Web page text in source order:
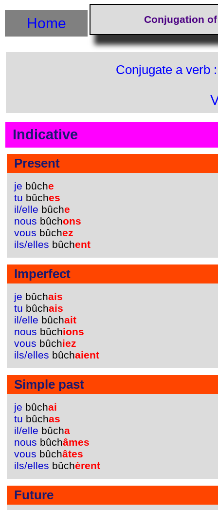
Conjugation
Home
Conjugate a verb
Indicative
Present
je bûche
tu bûches
il/elle bûche
nous bûchons
vous bûchez
ils/elles bûchent
Imperfect
je bûchais
tu bûchais
il/elle bûchait
nous bûchions
vous bûchiez
ils/elles bûchaient
Simple past
je bûchai
tu bûchas
il/elle bûcha
nous bûchâmes
vous bûchâtes
ils/elles bûchèrent
Future